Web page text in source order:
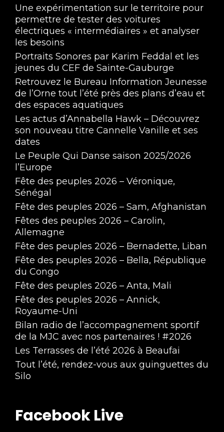
Une expérimentation sur le territoire pour
permettre de tester des voitures
électriques « intermédiaires » et analyser
les besoins
Portraits Sonores par Karim Feddal et les
jeunes du CEF de Sainte-Gauburge
Retrouvez le Bureau Information Jeunesse
de l’Orne tout l’été près des plans d’eau et
des espaces aquatiques
Les actus d’Annabella Hawk – Découvrez
son nouveau titre Cannelle Vanille et ses
dates
Le Peuple Qui Danse saison 2025/2026
l’Europe
Fête des peuples 2026 – Véronique,
Sénégal
Fête des peuples 2026 – Sam, Afghanistan
Fêtes des peuples 2026 – Carolin,
Allemagne
Fête des peuples 2026 – Bernadette, Liban
Fête des peuples 2026 – Bella, République
du Congo
Fête des peuples 2026 – Anta, Mali
Fête des peuples 2026 – Annick,
Royaume-Uni
Bilan radio de l’accompagnement sportif
de la MJC avec nos partenaires ! #2026
Les Terrasses de l’été 2026 à Beaufai
Tout l’été, rendez-vous aux guinguettes du
Silo
Facebook Live